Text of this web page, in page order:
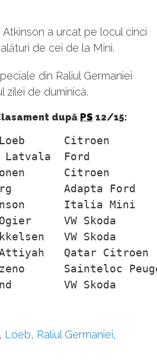
Atkinson a urcat pe locul cinci
de cei de la Mini.
din Raliul Germaniei
zilei de duminică.
după PS 12/15:
Citroen
Ford
Citroen
Adapta Ford
Italia Mini
VW Skoda
VW Skoda
Qatar Citroen
Sainteloc
VW Skoda
, Loeb, Raliul Germaniei,